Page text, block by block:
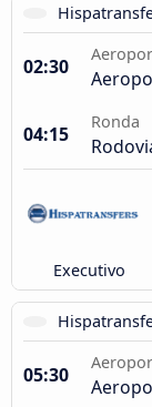
02:30
04:15
Ronda
Executivo
05:30